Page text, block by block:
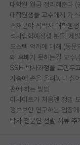
대학원 월급 정리해준다 (
소재분야 석박사 대학원
가슴에 손을 올려놓고 싫
편애 하는 방법
이사이트가 처음엔 정말
박사 전문연 선발 서류 추